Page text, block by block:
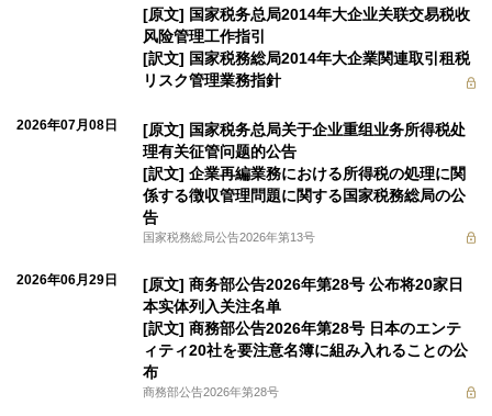
[原文] 国家税务总局2014年大企业关联交易税收
风险管理工作指引
[訳文] 国家税務総局2014年大企業関連取引租税
リスク管理業務指針
2026年07月08日
[原文] 国家税务总局关于企业重组业务所得税处
理有关征管问题的公告
[訳文] 企業再編業務における所得税の処理に関
係する徴収管理問題に関する国家税務総局の公
告
国家税務総局公告2026年第13号
2026年06月29日
[原文] 商务部公告2026年第28号 公布将20家日
本实体列入关注名单
[訳文] 商務部公告2026年第28号 日本のエンテ
ィティ20社を要注意名簿に組み入れることの公
布
商務部公告2026年第28号